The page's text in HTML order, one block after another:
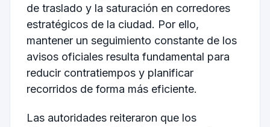
de traslado y la saturación en corredores
estratégicos de la ciudad. Por ello,
mantener un seguimiento constante de los
avisos oficiales resulta fundamental para
reducir contratiempos y planificar
recorridos de forma más eficiente.
Las autoridades reiteraron que los